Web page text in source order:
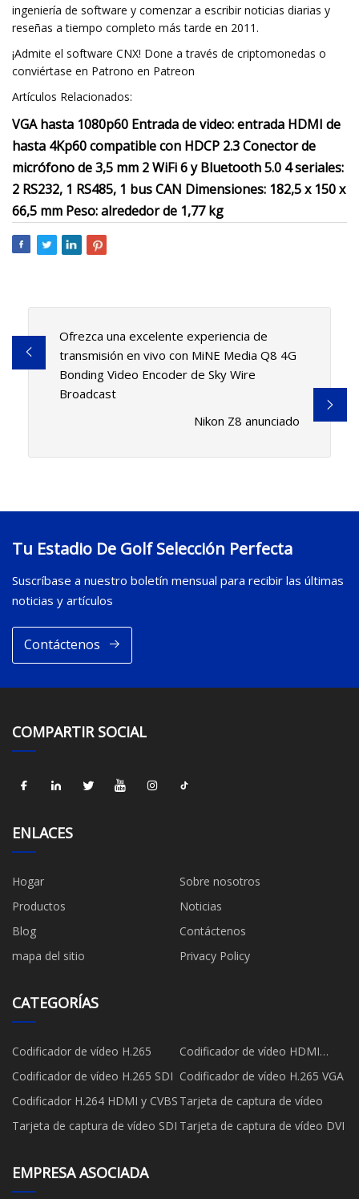
ingeniería de software y comenzar a escribir noticias diarias y
reseñas a tiempo completo más tarde en 2011.
¡Admite el software CNX! Done a través de criptomonedas o
conviértase en Patrono en Patreon
Artículos Relacionados:
VGA hasta 1080p60 Entrada de video: entrada HDMI de
hasta 4Kp60 compatible con HDCP 2.3 Conector de
micrófono de 3,5 mm 2 WiFi 6 y Bluetooth 5.0 4 seriales:
2 RS232, 1 RS485, 1 bus CAN Dimensiones: 182,5 x 150 x
66,5 mm Peso: alrededor de 1,77 kg
Ofrezca una excelente experiencia de
transmisión en vivo con MiNE Media Q8 4G
Bonding Video Encoder de Sky Wire
Broadcast
Nikon Z8 anunciado
Tu Estadio De Golf Selección Perfecta
Suscríbase a nuestro boletín mensual para recibir las últimas
noticias y artículos
Contáctenos
COMPARTIR SOCIAL
ENLACES
Hogar
Sobre nosotros
Productos
Noticias
Blog
Contáctenos
mapa del sitio
Privacy Policy
CATEGORÍAS
Codificador de vídeo H.265
Codificador de vídeo HDMI
H.265
Codificador de vídeo H.265 SDI Codificador de vídeo H.265 VGA
Codificador H.264 HDMI y CVBS Tarjeta de captura de vídeo
Tarjeta de captura de vídeo SDI Tarjeta de captura de vídeo DVI
EMPRESA ASOCIADA